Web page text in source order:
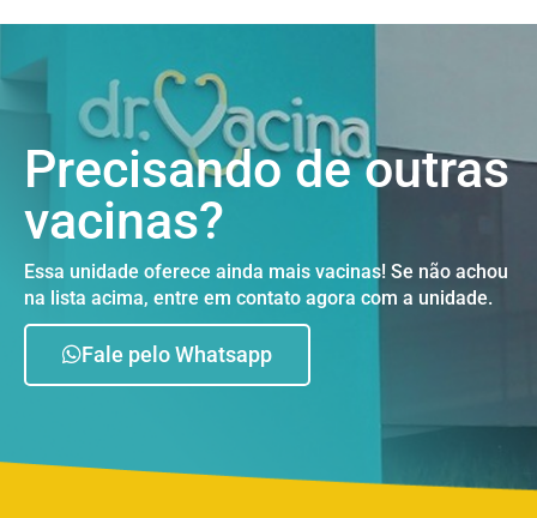
Precisando de outras
vacinas?
Essa unidade oferece ainda mais vacinas! Se não achou
na lista acima, entre em contato agora com a unidade.
Fale pelo Whatsapp